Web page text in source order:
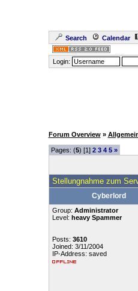
Search Calendar
Login:
Forum Overview »
Pages: (5) [1] 2 3 4 5 »
Stellungnahme zum
Cyberlord
Group: Administrator
Level: heavy Spammer
Posts: 3610
Joined: 3/11/2004
IP-Address: saved